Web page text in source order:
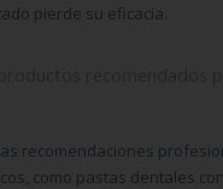
pierde su eficacia.
recomendaciones
como pastas dentales